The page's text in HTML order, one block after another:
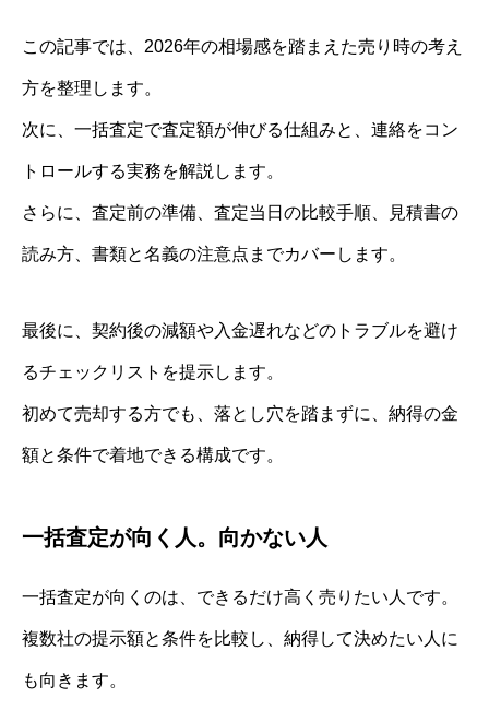
この記事では、2026年の相場感を踏まえた売り時の考え
方を整理します。
次に、一括査定で査定額が伸びる仕組みと、連絡をコン
トロールする実務を解説します。
さらに、査定前の準備、査定当日の比較手順、見積書の
読み方、書類と名義の注意点までカバーします。
最後に、契約後の減額や入金遅れなどのトラブルを避け
るチェックリストを提示します。
初めて売却する方でも、落とし穴を踏まずに、納得の金
額と条件で着地できる構成です。
一括査定が向く人。向かない人
一括査定が向くのは、できるだけ高く売りたい人です。
複数社の提示額と条件を比較し、納得して決めたい人に
も向きます。